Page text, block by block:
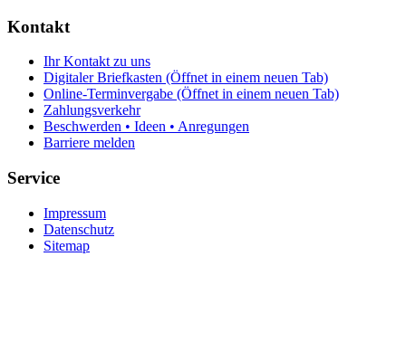
Kontakt
Ihr Kontakt zu uns
Digitaler Briefkasten (Öffnet in einem neuen Tab)
Online-Terminvergabe (Öffnet in einem neuen Tab)
Zahlungsverkehr
Beschwerden • Ideen • Anregungen
Barriere melden
Service
Impressum
Datenschutz
Sitemap